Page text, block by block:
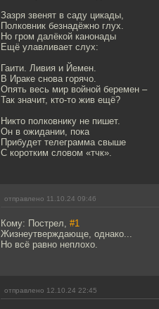
Зазря звенят в саду цикады,
Полковник безнадёжно глух.
Но гром далёкой канонады
Ещё улавливает слух:
Гаити. Ливия и Йемен.
В Ираке снова горячо.
Опять весь мир войной беремен –
Так значит, кто-то жив ещё?
Никто полковнику не пишет.
Он в ожидании, пока
Прибудет телеграмма свыше
С коротким словом «тчк».
отправлено 11.10.24 09:46
Кому: Пострел, #1
Жизнеутверждающе, однако...
Но всё равно неплохо.
отправлено 12.10.24 22:45